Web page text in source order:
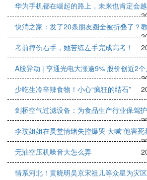
华为手机都在崛起的路上，未来也肯定会越
快消之家：发了20条朋友圈全被折叠了？
考前摔伤右手，她苦练左手完成高考！
A股异动 | 亨通光电大涨逾9% 股价创近2
少吃生冷辛辣食物！小心“疯狂的结石”
剑桥空气过滤设备：为食品生产行业保驾
李玟姐姐在灵堂情绪失控爆哭 大喊"他害死
无油空压机噪音大怎么弄
情系河北！黄晓明吴京宋祖儿等众星为灾